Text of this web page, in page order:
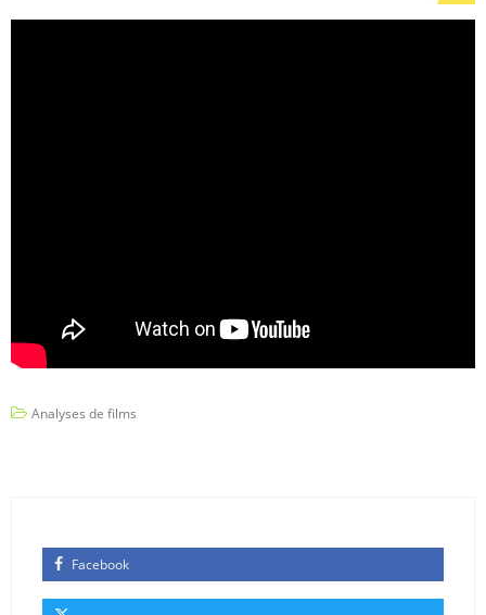
Analyses de films
Facebook